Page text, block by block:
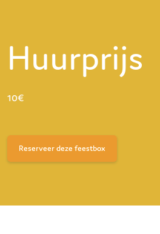
Huurprijs
10€
Reserveer deze feestbox